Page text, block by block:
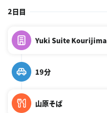
2日目
Yuki Suite Kourijima
19分
山原そば